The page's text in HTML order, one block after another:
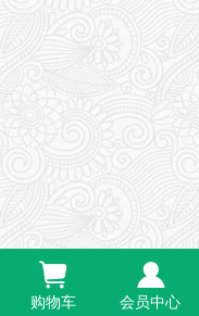
购物车 会员中心